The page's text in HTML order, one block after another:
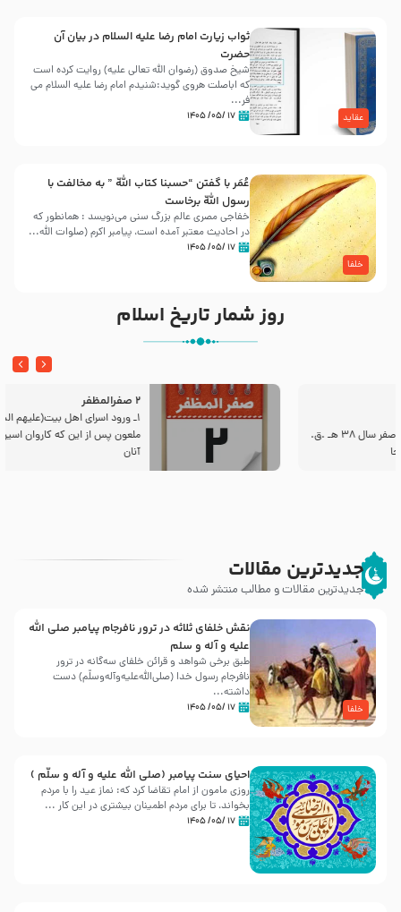
عقاید
ثواب زیارت امام رضا علیه السلام در بیان آن
حضرت
شیخ صدوق (رضوان الله تعالی علیه) روایت کرده است
که اباصلت هروی گوید:شنیدم امام رضا علیه السلام می
فر...
۱۷ /۰۵/ ۱۴۰۵
خلفا
عُمَر با گفتن “حسبنا كتاب اللّه ” به مخالفت با
رسول اللّه برخاست
خفاجی مصری عالم بزرگ سنی می‌نویسد : همانطور که
در احادیث معتبر آمده است، پیامبر اکرم (صلوات اللّه...
۱۷ /۰۵/ ۱۴۰۵
روز شمار تاریخ اسلام
2 صفرالمظفر
1ـ ورود اسراى اهل بیت‌(علیهم السلام) به مجلس یزید
ملعون پس از این كه كاروان اسیران وارد شام شدند،
جدیدترین مقالات
جدیدترین مقالات و مطالب منتشر شده
خلفا
نقش خلفای ثلاثه در ترور نافرجام پیامبر صلی الله
علیه و آله و سلم
طبق برخی شواهد و قرائن خلفای سه‌گانه در ترور
نافرجام رسول خدا (صلی‌الله‌علیه‌و‌آله‌وسلّم) دست
داشته‌...
۱۷ /۰۵/ ۱۴۰۵
احیای سنت پیامبر (صلی الله علیه و آله و سلّم )
روزی مامون از امام تقاضا کرد که: نماز عید را با مردم
بخواند، تا برای مردم اطمینان بیشتری در این کار ...
۱۷ /۰۵/ ۱۴۰۵